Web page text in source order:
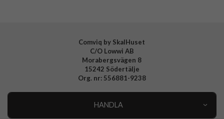
Comviq by SkalHuset
C/O Lowwi AB
Morabergsvägen 8
15242 Södertälje
Org. nr: 556881-9238
HANDLA